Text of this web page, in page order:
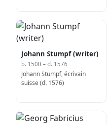
Johann Stumpf (writer)
b. 1500 – d. 1576
Johann Stumpf, écrivain
suisse (d. 1576)